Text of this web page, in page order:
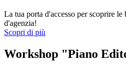
La tua porta d'accesso per scoprire le
d'agenzia!
Scopri di più
Workshop "Piano